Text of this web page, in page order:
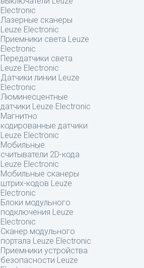
Electronic
Лазерные сканеры
Leuze Electronic
Приемники света Leuze
Electronic
Передатчики света
Leuze Electronic
Датчики линии Leuze
Electronic
Люминесцентные
датчики Leuze Electronic
Магнитно
кодированные датчики
Leuze Electronic
Мобильные
считыватели 2D-кода
Leuze Electronic
Мобильные сканеры
штрих-кодов Leuze
Electronic
Блоки модульного
подключения Leuze
Electronic
Сканер модульного
портала Leuze Electronic
Приемники устройства
безопасности Leuze